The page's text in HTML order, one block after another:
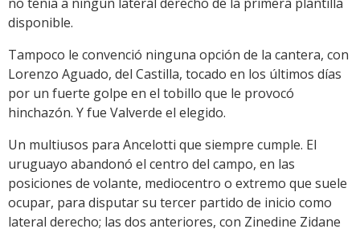
disponible.
Tampoco le convenció ninguna opción de la cantera, con
Lorenzo Aguado, del Castilla, tocado en los últimos días
por un fuerte golpe en el tobillo que le provocó
hinchazón. Y fue Valverde el elegido.
Un multiusos para Ancelotti que siempre cumple. El
uruguayo abandonó el centro del campo, en las
posiciones de volante, mediocentro o extremo que suele
ocupar, para disputar su tercer partido de inicio como
lateral derecho; las dos anteriores, con Zinedine Zidane